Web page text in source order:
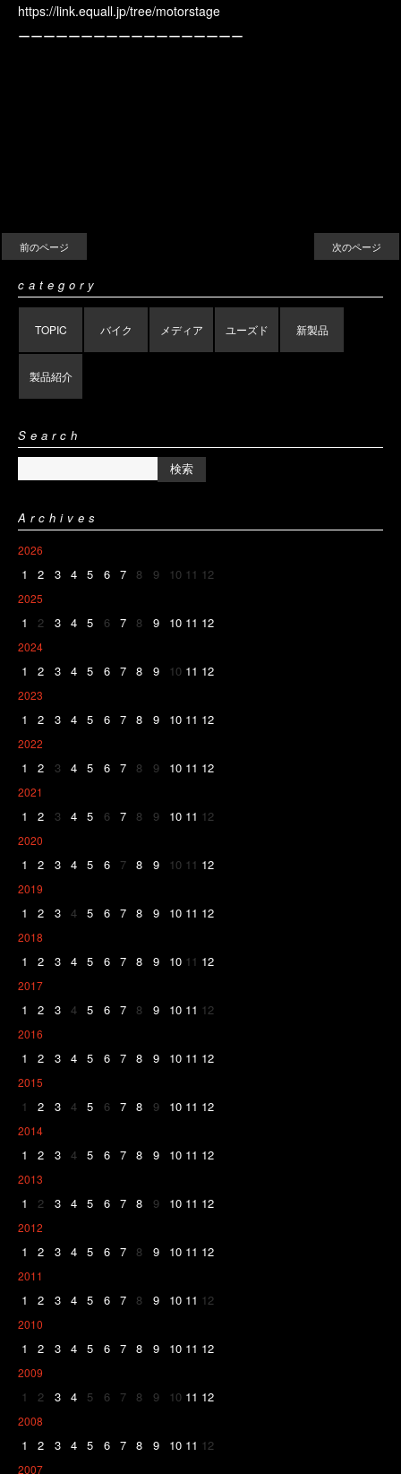
https://link.equall.jp/tree/motorstage
ーーーーーーーーーーーーーーーーーー
前のページ 次のページ
category
TOPIC バイク メディア ユーズド 新製品
製品紹介
Search
Archives
2026
1 2 3 4 5 6 7 8 9 10 11 12
2025
1 2 3 4 5 6 7 8 9 10 11 12
2024
1 2 3 4 5 6 7 8 9 10 11 12
2023
1 2 3 4 5 6 7 8 9 10 11 12
2022
1 2 3 4 5 6 7 8 9 10 11 12
2021
1 2 3 4 5 6 7 8 9 10 11 12
2020
1 2 3 4 5 6 7 8 9 10 11 12
2019
1 2 3 4 5 6 7 8 9 10 11 12
2018
1 2 3 4 5 6 7 8 9 10 11 12
2017
1 2 3 4 5 6 7 8 9 10 11 12
2016
1 2 3 4 5 6 7 8 9 10 11 12
2015
1 2 3 4 5 6 7 8 9 10 11 12
2014
1 2 3 4 5 6 7 8 9 10 11 12
2013
1 2 3 4 5 6 7 8 9 10 11 12
2012
1 2 3 4 5 6 7 8 9 10 11 12
2011
1 2 3 4 5 6 7 8 9 10 11 12
2010
1 2 3 4 5 6 7 8 9 10 11 12
2009
1 2 3 4 5 6 7 8 9 10 11 12
2008
1 2 3 4 5 6 7 8 9 10 11 12
2007